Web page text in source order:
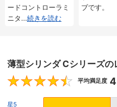
ードコントローラミ
ニタ...続きを読む
ブです。
薄型シリンダ Cシリーズの
平均満足度
星5